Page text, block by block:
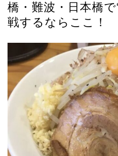
橋・難波・日本橋
戦するならここ！